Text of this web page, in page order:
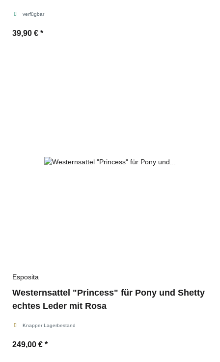
verfügbar
39,90 € *
Esposita
Westernsattel "Princess" für Pony und Shetty
echtes Leder mit Rosa
Knapper Lagerbestand
249,00 € *